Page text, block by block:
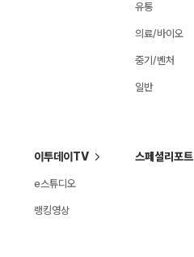
유통
의료/바이오
중기/벤처
일반
이투데이TV
e스튜디오
랭킹영상
스페셜리포트